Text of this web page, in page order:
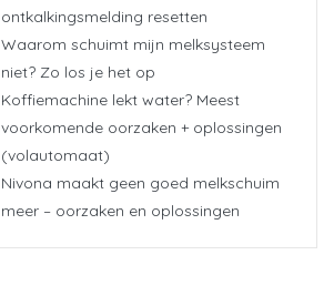
ontkalkingsmelding resetten
Waarom schuimt mijn melksysteem
niet? Zo los je het op
Koffiemachine lekt water? Meest
voorkomende oorzaken + oplossingen
(volautomaat)
Nivona maakt geen goed melkschuim
meer – oorzaken en oplossingen